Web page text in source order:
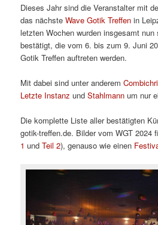
Dieses Jahr sind die Veranstalter mit
das nächsteWave Gotik Treffen in
letzten Wochen wurden insgesamt nun
bestätigt, die vom 6. bis zum 9. Juni
Gotik Treffen auftreten werden.
Mit dabei sind unter anderem
Letzte Instanz undStahlmannum nur
Die komplette Liste aller bestätigten
gotik-treffen.de. Bilder vom WGT 2024
1undTeil 2), genauso wie einen